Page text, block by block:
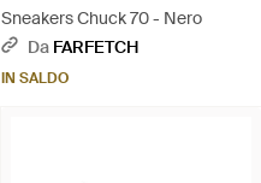
Sneakers Chuck 70 - Nero
Da FARFETCH
IN SALDO